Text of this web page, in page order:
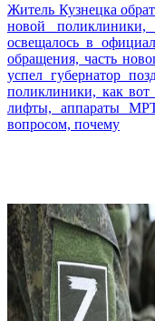
Житель Кузнецка
новой поликлиники,
освещалось в
обращения, часть
успел губернатор
поликлиники, как
лифты, аппараты
вопросом, почему